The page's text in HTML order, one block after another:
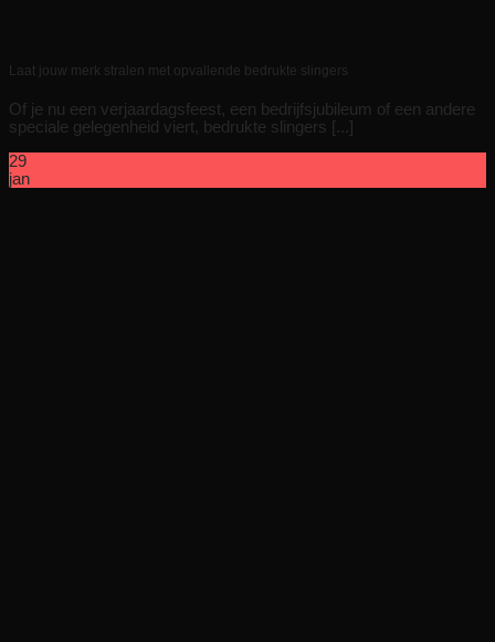
Laat jouw merk stralen met opvallende bedrukte slingers
Of je nu een verjaardagsfeest, een bedrijfsjubileum of een andere
speciale gelegenheid viert, bedrukte slingers [...]
29
jan